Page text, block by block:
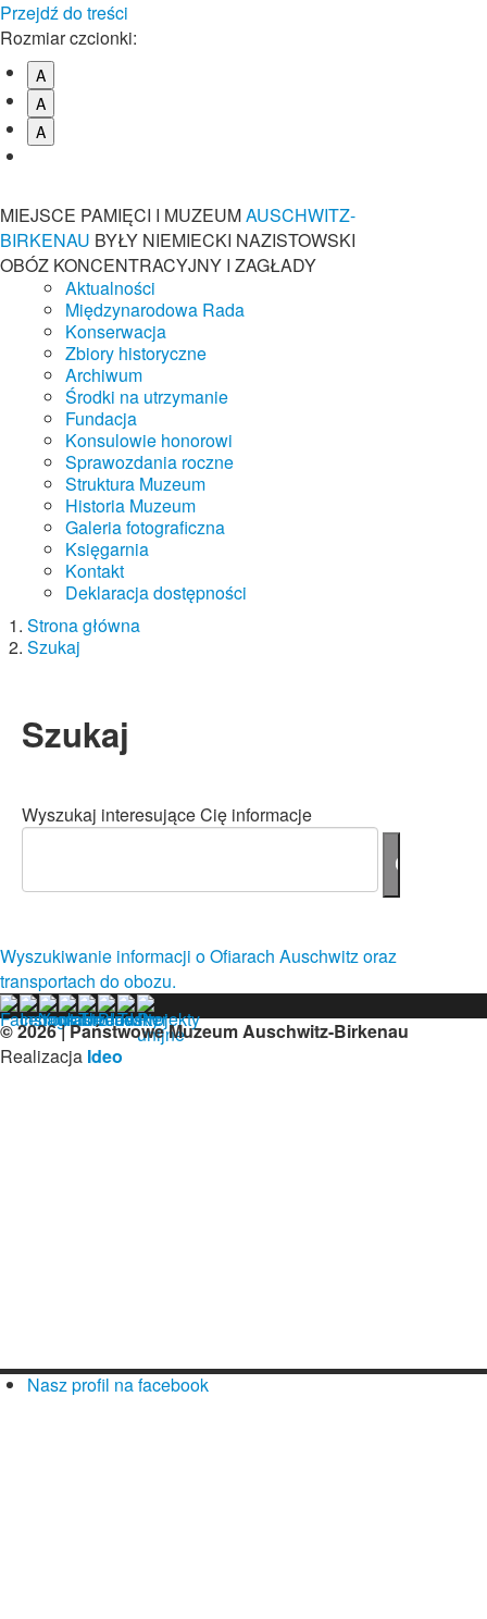
Przejdź do treści
Rozmiar czcionki:
A
A
A
MIEJSCE PAMIĘCI I MUZEUMAUSCHWITZ-
BIRKENAU BYŁY NIEMIECKI NAZISTOWSKI
OBÓZ KONCENTRACYJNY I ZAGŁADY
Aktualności
Międzynarodowa Rada
Konserwacja
Zbiory historyczne
Archiwum
Środki na utrzymanie
Fundacja
Konsulowie honorowi
Sprawozdania roczne
Struktura Muzeum
Historia Muzeum
Galeria fotograficzna
Księgarnia
Kontakt
Deklaracja dostępności
Strona główna
Szukaj
Szukaj
Wyszukaj interesujące Cię informacje
Wyszukiwanie informacji o Ofiarach Auschwitz oraz
transportach do obozu.
© 2026 | Państwowe Muzeum Auschwitz-Birkenau
Realizacja Ideo
Nasz profil na facebook